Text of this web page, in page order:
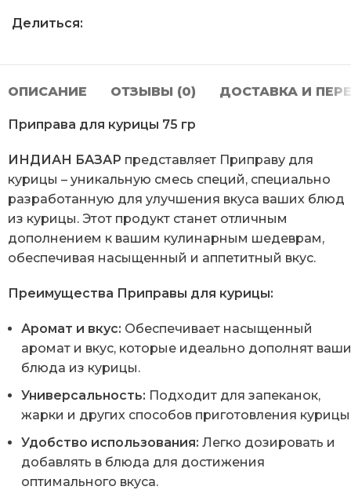
Делиться:
ОПИСАНИЕ ОТЗЫВЫ (0) ДОСТАВКА И
Приправа для курицы 75 гр
ИНДИАН БАЗАР представляет Приправу для
курицы – уникальную смесь специй, специально
разработанную для улучшения вкуса ваших блюд
из курицы. Этот продукт станет отличным
дополнением к вашим кулинарным шедеврам,
обеспечивая насыщенный и аппетитный вкус.
Преимущества Приправы для курицы:
Аромат и вкус: Обеспечивает насыщенный
аромат и вкус, которые идеально дополнят
блюда из курицы.
Универсальность: Подходит для запеканок,
жарки и других способов приготовления
Удобство использования: Легко дозировать и
добавлять в блюда для достижения
оптимального вкуса.